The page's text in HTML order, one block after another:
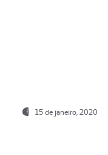
15 de janeiro, 2020